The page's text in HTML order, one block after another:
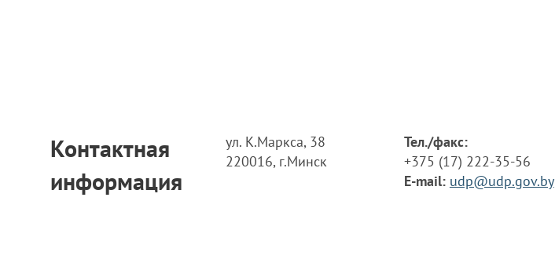
Контактная
информация
ул. К.Маркса, 38
220016, г.Минск
Тел./факс:
+375 (17) 222-35-56
E-mail: udp@udp.gov.by